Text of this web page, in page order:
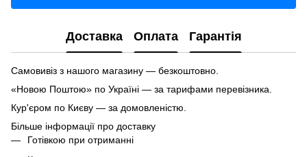
Доставка Оплата Гарантія
Самовивіз з нашого магазину — безкоштовно.
«Новою Поштою» по Україні — за тарифами перевізника.
Кур'єром по Києву — за домовленістю.
Більше інформації про доставку
Готівкою при отриманні